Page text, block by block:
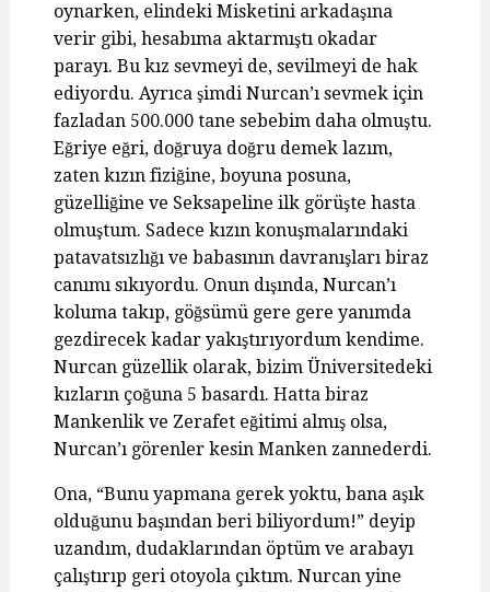
oynarken, elindeki Misketini arkadaşına
verir gibi, hesabıma aktarmıştı okadar
parayı. Bu kız sevmeyi de, sevilmeyi de hak
ediyordu. Ayrıca şimdi Nurcan’ı sevmek için
fazladan 500.000 tane sebebim daha olmuştu.
Eğriye eğri, doğruya doğru demek lazım,
zaten kızın fiziğine, boyuna posuna,
güzelliğine ve Seksapeline ilk görüşte hasta
olmuştum. Sadece kızın konuşmalarındaki
patavatsızlığı ve babasının davranışları biraz
canımı sıkıyordu. Onun dışında, Nurcan’ı
koluma takıp, göğsümü gere gere yanımda
gezdirecek kadar yakıştırıyordum kendime.
Nurcan güzellik olarak, bizim Üniversitedeki
kızların çoğuna 5 basardı. Hatta biraz
Mankenlik ve Zerafet eğitimi almış olsa,
Nurcan’ı görenler kesin Manken zannederdi.
Ona, “Bunu yapmana gerek yoktu, bana aşık
olduğunu başından beri biliyordum!” deyip
uzandım, dudaklarından öptüm ve arabayı
çalıştırıp geri otoyola çıktım. Nurcan yine